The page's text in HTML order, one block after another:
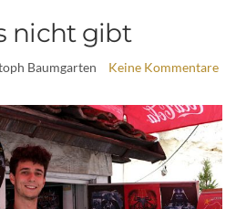
nicht gibt
Baumgarten Keine Kommentare